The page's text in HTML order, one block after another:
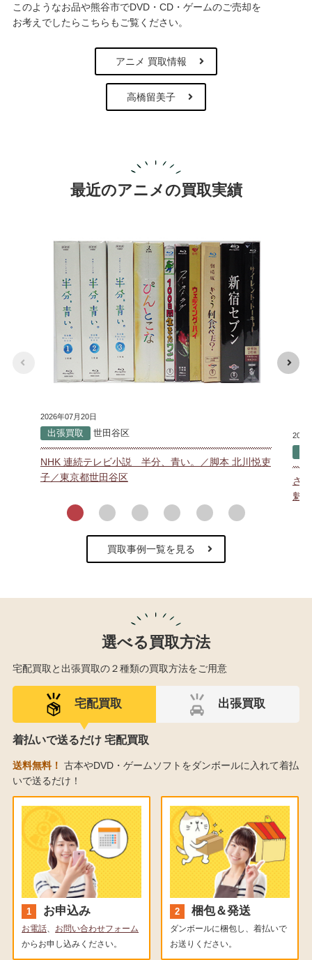
このようなお品や熊谷市でDVD・CD・ゲームのご売却を
お考えでしたらこちらもご覧ください。
アニメ 買取情報
高橋留美子
最近のアニメの買取実績
2026年07月20日
出張買取 世田谷区
NHK 連続テレビ小説 半分、青い。／脚本 北川悦吏
子／東京都世田谷区
2026
さ
魁!!
買取事例一覧を見る
選べる買取方法
宅配買取と出張買取の２種類の買取方法をご用意
宅配買取 出張買取
着払いで送るだけ 宅配買取
送料無料！ 古本やDVD・ゲームソフトをダンボールに入れて着払
いで送るだけ！
お申込み
お電話、 お問い合わせフォーム
からお申し込みください。
梱包＆発送
ダンボールに梱包し、着払いで
お送りください。